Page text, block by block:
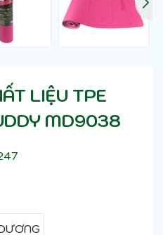
LIỆU TPE
MD9038